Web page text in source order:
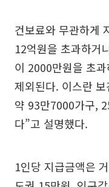
건보료와 무관하게
12억원을 초과하거
이 2000만원을 초
제외된다. 이스란
약 93만7000가구,
다”고 설명했다.
1인당 지급금액은